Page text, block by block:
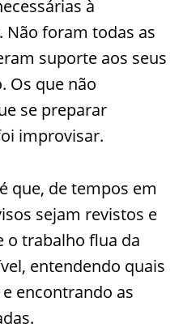
à
Não foram todas as
suporte aos seus
Os que não
se preparar
improvisar.
que, de tempos em
sejam revistos e
o trabalho flua da
entendendo quais
encontrando as